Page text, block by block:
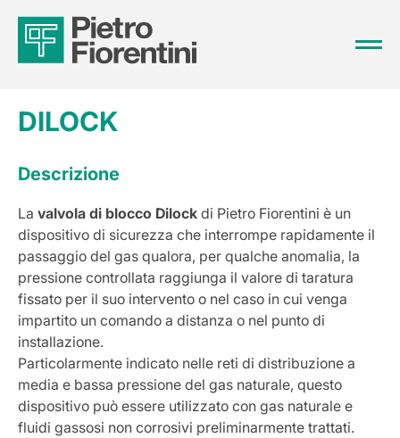
DILOCK
Descrizione
La valvola di blocco Dilock di Pietro Fiorentini è un
dispositivo di sicurezza che interrompe rapidamente il
passaggio del gas qualora, per qualche anomalia, la
pressione controllata raggiunga il valore di taratura
fissato per il suo intervento o nel caso in cui venga
impartito un comando a distanza o nel punto di
installazione.
Particolarmente indicato nelle reti di distribuzione a
media e bassa pressione del gas naturale, questo
dispositivo può essere utilizzato con gas naturale e
fluidi gassosi non corrosivi preliminarmente trattati.